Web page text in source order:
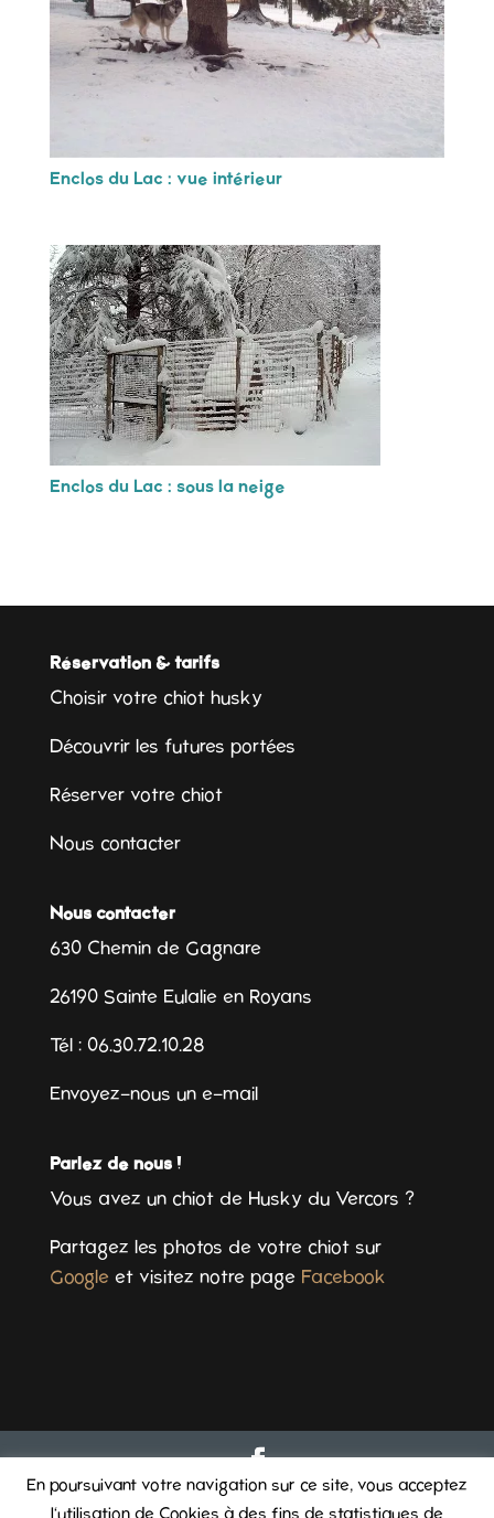
Enclos du Lac : vue intérieur
Enclos du Lac : sous la neige
Réservation & tarifs
Choisir votre chiot husky
Découvrir les futures portées
Réserver votre chiot
Nous contacter
Nous contacter
630 Chemin de Gagnare
26190 Sainte Eulalie en Royans
Tél : 06.30.72.10.28
Envoyez-nous un e-mail
Parlez de nous !
Vous avez un chiot de Husky du Vercors ?
Partagez les photos de votre chiot sur
Google et visitez notre page Facebook
© 2025 Husky du Vercors - tous droits réservés Mentions
En poursuivant votre navigation sur ce site, vous acceptez
l'utilisation de Cookies à des fins de statistiques de